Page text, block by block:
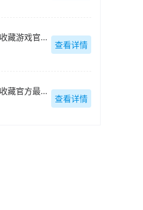
麻糬猫收藏游戏官方最新版
查看详情
麻糬猫收藏官方最新版
查看详情